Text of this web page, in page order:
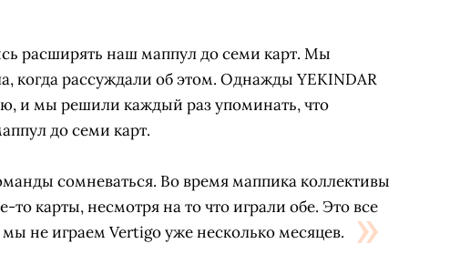
расширять наш маппул до семи карт. Мы
когда рассуждали об этом. Однажды YEKINDAR
и мы решили каждый разупоминать, что
до семи карт.
сомневаться. Во время маппика коллективы
то карты, несмотря на то что играли обе. Это все
не играем Vertigo уже несколько месяцев.